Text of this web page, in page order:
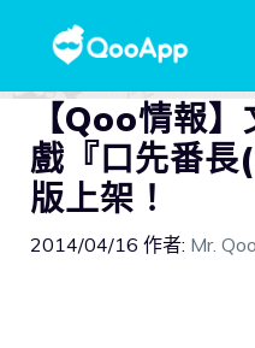
【Qoo情報
戲『口先番
版上架！
2014/04/16 作者: Mr. Qoo